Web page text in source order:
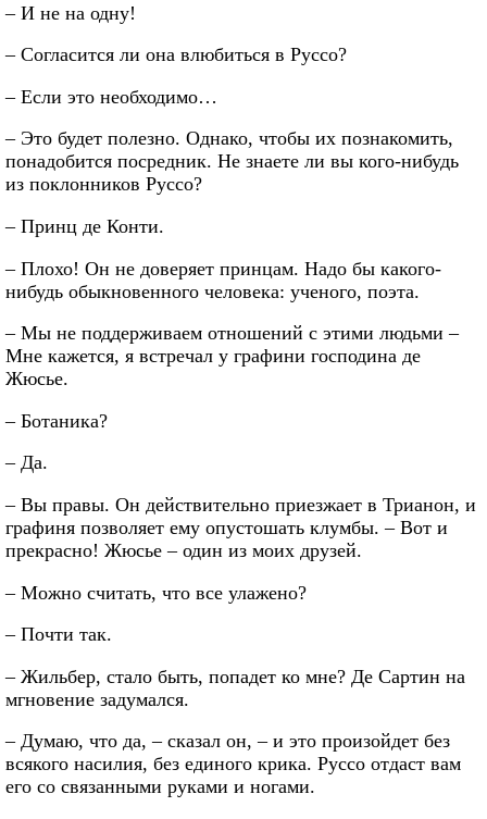
– И не на одну!
– Согласится ли она влюбиться в Руссо?
– Если это необходимо…
– Это будет полезно. Однако, чтобы их познакомить,
понадобится посредник. Не знаете ли вы кого-нибудь
из поклонников Руссо?
– Принц де Конти.
– Плохо! Он не доверяет принцам. Надо бы какого-
нибудь обыкновенного человека: ученого, поэта.
– Мы не поддерживаем отношений с этими людьми –
Мне кажется, я встречал у графини господина де
Жюсье.
– Ботаника?
– Да.
– Вы правы. Он действительно приезжает в Трианон, и
графиня позволяет ему опустошать клумбы. – Вот и
прекрасно! Жюсье – один из моих друзей.
– Можно считать, что все улажено?
– Почти так.
– Жильбер, стало быть, попадет ко мне? Де Сартин на
мгновение задумался.
– Думаю, что да, – сказал он, – и это произойдет без
всякого насилия, без единого крика. Руссо отдаст вам
его со связанными руками и ногами.